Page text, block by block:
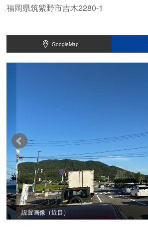
福岡県筑紫野市吉木2280-1
GoogleMap
設置画像（近目）